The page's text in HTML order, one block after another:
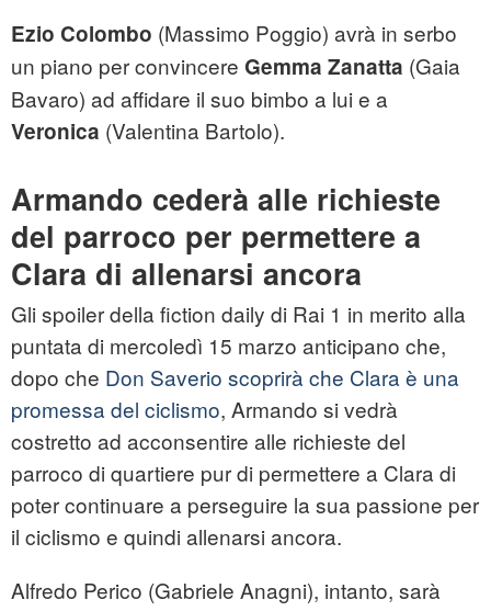
Ezio Colombo (Massimo Poggio) avrà in serbo
un piano per convincere Gemma Zanatta (Gaia
Bavaro) ad affidare il suo bimbo a lui e a
Veronica (Valentina Bartolo).
Armando cederà alle richieste
del parroco per permettere a
Clara di allenarsi ancora
Gli spoiler della fiction daily di Rai 1 in merito alla
puntata di mercoledì 15 marzo anticipano che,
dopo che Don Saverio scoprirà che Clara è una
promessa del ciclismo, Armando si vedrà
costretto ad acconsentire alle richieste del
parroco di quartiere pur di permettere a Clara di
poter continuare a perseguire la sua passione per
il ciclismo e quindi allenarsi ancora.
Alfredo Perico (Gabriele Anagni), intanto, sarà